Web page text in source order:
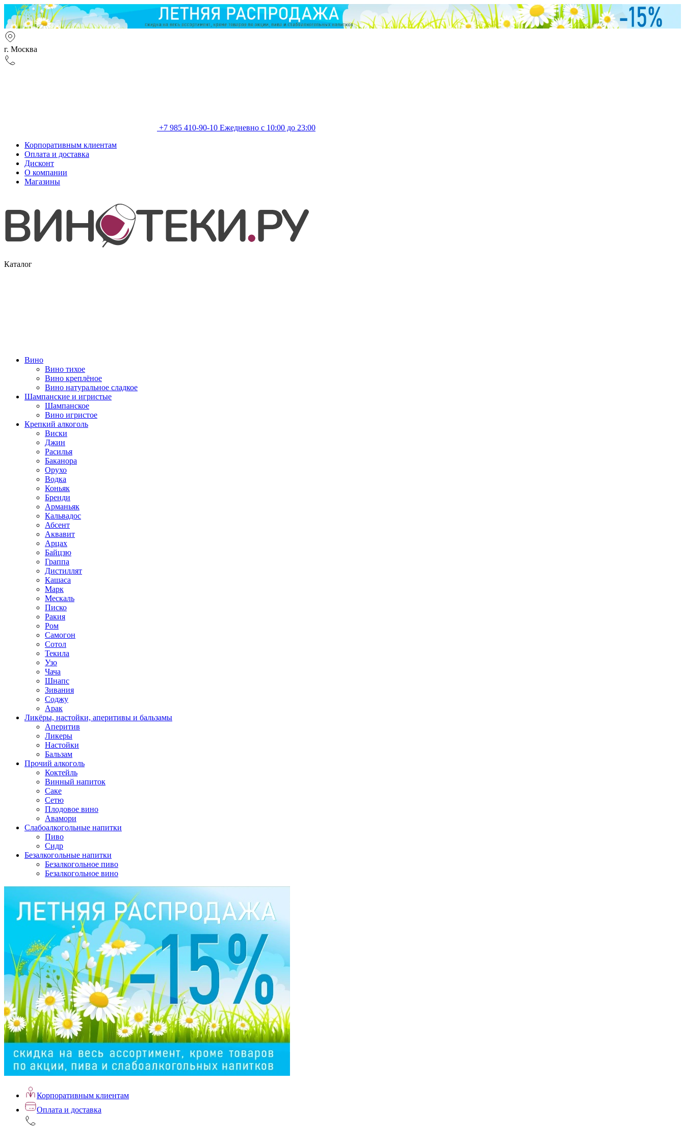
г. Москва
+7 985 410-90-10 Ежедневно с 10:00 до 23:00
Корпоративным клиентам
Оплата и доставка
Дисконт
О компании
Магазины
Каталог
Вино
Вино тихое
Вино креплёное
Вино натуральное сладкое
Шампанские и игристые
Шампанское
Вино игристое
Крепкий алкоголь
Виски
Джин
Расилья
Баканора
Орухо
Водка
Коньяк
Бренди
Арманьяк
Кальвадос
Абсент
Аквавит
Арцах
Байцзю
Граппа
Дистиллят
Кашаса
Марк
Мескаль
Писко
Ракия
Ром
Самогон
Сотол
Текила
Узо
Чача
Шнапс
Зивания
Соджу
Арак
Ликёры, настойки, аперитивы и бальзамы
Аперитив
Ликеры
Настойки
Бальзам
Прочий алкоголь
Коктейль
Винный напиток
Саке
Сетю
Плодовое вино
Авамори
Слабоалкогольные напитки
Пиво
Сидр
Безалкогольные напитки
Безалкогольное пиво
Безалкогольное вино
Корпоративным клиентам
Оплата и доставка